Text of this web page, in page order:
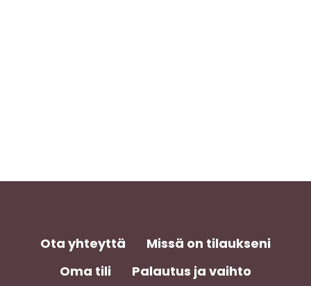
Ota yhteyttä
Missä on tilaukseni
Oma tili
Palautus ja vaihto